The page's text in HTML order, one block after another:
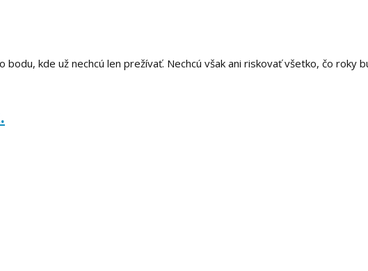
kde už nechcú len prežívať. Nechcú však ani riskovať všetko, čo roky